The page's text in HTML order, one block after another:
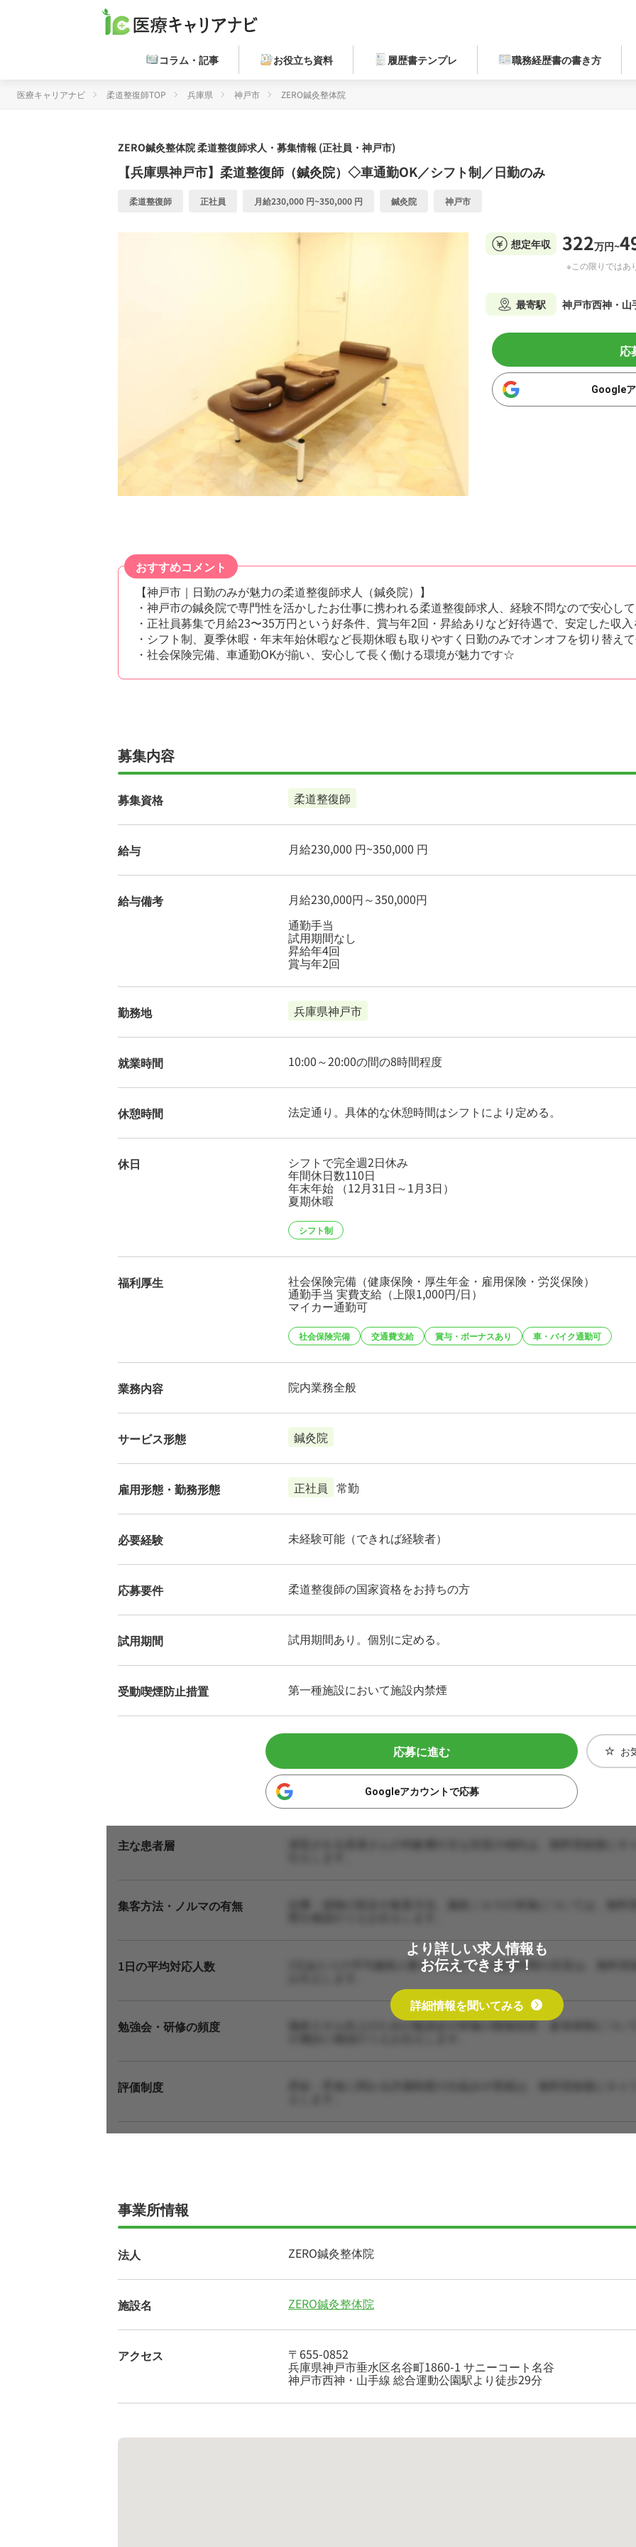
コラム・記事 お役立ち資料 履歴書テンプレ 職務経歴書の書き方
医療キャリアナビ 柔道整復師TOP 兵庫県 神戸市 ZERO鍼灸整体院
ZERO鍼灸整体院柔道整復師求人・募集情報 (正社員・神戸市)
【兵庫県神戸市】柔道整復師（鍼灸院）◇車通勤OK／シフト制／日勤のみ
柔道整復師 正社員 月給230,000 円~350,000 円 鍼灸院 神戸市
想定年収 322万円~
※この限りではあ
最寄駅 神戸市西神・山
応
Google
おすすめコメント
【神戸市｜日勤のみが魅力の柔道整復師求人（鍼灸院）】
・神戸市の鍼灸院で専門性を活かしたお仕事に携われる柔道整復師求人、経験不問なので安心し
・正社員募集で月給23〜35万円という好条件、賞与年2回・昇給ありなど好待遇で、安定した収
・シフト制、夏季休暇・年末年始休暇など長期休暇も取りやすく日勤のみでオンオフを切り替え
・社会保険完備、車通勤OKが揃い、安心して長く働ける環境が魅力です☆
募集内容
募集資格 柔道整復師
給与 月給230,000 円~350,000 円
給与備考
月給230,000円～350,000円
通勤手当
試用期間なし
昇給年4回
賞与年2回
勤務地 兵庫県神戸市
就業時間 10:00～20:00の間の8時間程度
休憩時間 法定通り。具体的な休憩時間はシフトにより定める。
休日 シフトで完全週2日休み
年間休日数110日
年末年始 （12月31日～1月3日）
夏期休暇
シフト制
福利厚生 社会保険完備（健康保険・厚生年金・雇用保険・労災保険）
通勤手当 実費支給（上限1,000円/日）
マイカー通勤可
社会保険完備 交通費支給 賞与・ボーナスあり 車・バイク通勤可
業務内容 院内業務全般
サービス形態 鍼灸院
雇用形態・勤務形態 正社員 常勤
必要経験 未経験可能（できれば経験者）
応募要件 柔道整復師の国家資格をお持ちの方
試用期間 試用期間あり。個別に定める。
受動喫煙防止措置 第一種施設において施設内禁煙
応募に進む
Googleアカウントで応募
お
主な患者層 来院される患者さんの年齢層や主な症状の傾向は、無料登録後にキ
集客方法・ノルマの有無 自費・保険の割合や集客方法、施術ノルマの有無については、無料
1日の平均対応人数 1日あたりの平均施術人数や1人あたりの施術時間の目安は、無料登
勉強会・研修の頻度 施術スキル向上のための勉強会や研修の開催頻度・参加体制につい
評価制度 昇給・昇進に関わる評価制度の仕組みや実績は、無料登録後にキャ
より詳しい求人情報も
お伝えできます！
詳細情報を聞いてみる
事業所情報
法人 ZERO鍼灸整体院
施設名 ZERO鍼灸整体院
アクセス 〒655-0852
兵庫県神戸市垂水区名谷町1860-1 サニーコート名谷
神戸市西神・山手線 総合運動公園駅より徒歩29分